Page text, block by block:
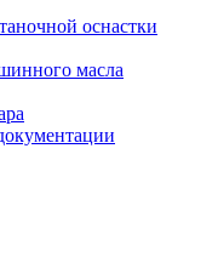
оснастки
масла